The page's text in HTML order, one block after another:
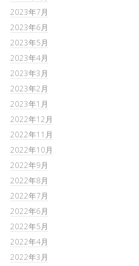
2023年7月
2023年6月
2023年5月
2023年4月
2023年3月
2023年2月
2023年1月
2022年12月
2022年11月
2022年10月
2022年9月
2022年8月
2022年7月
2022年6月
2022年5月
2022年4月
2022年3月